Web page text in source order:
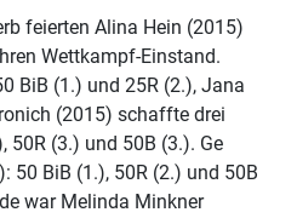
feierten Alina Hein (2015)
Wettkampf-Einstand.
BiB (1.) und 25R (2.), Jana
(2015) schaffte drei
50R (3.) und 50B (3.). Ge
50 BiB (1.), 50R (2.) und 50B
war Melinda Minkner